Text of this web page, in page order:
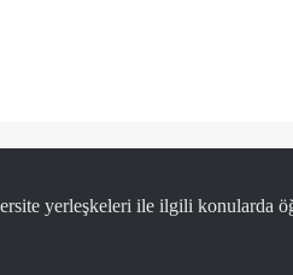
yerleşkeleri ile ilgili konularda